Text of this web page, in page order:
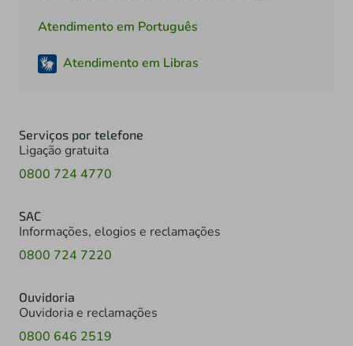
Atendimento em Português
Atendimento em Libras
Serviços por telefone
Ligação gratuita
0800 724 4770
SAC
Informações, elogios e reclamações
0800 724 7220
Ouvidoria
Ouvidoria e reclamações
0800 646 2519